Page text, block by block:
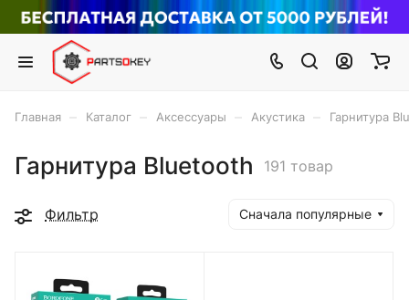
Главная Каталог Аксессуары Акустика Гарнитура
Гарнитура Bluetooth 191 товар
Фильтр Сначала популярные